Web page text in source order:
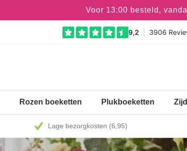
Voor 13:00 besteld,
Rozen boeketten Plukboeketten
Lage bezorgkosten (6,95)